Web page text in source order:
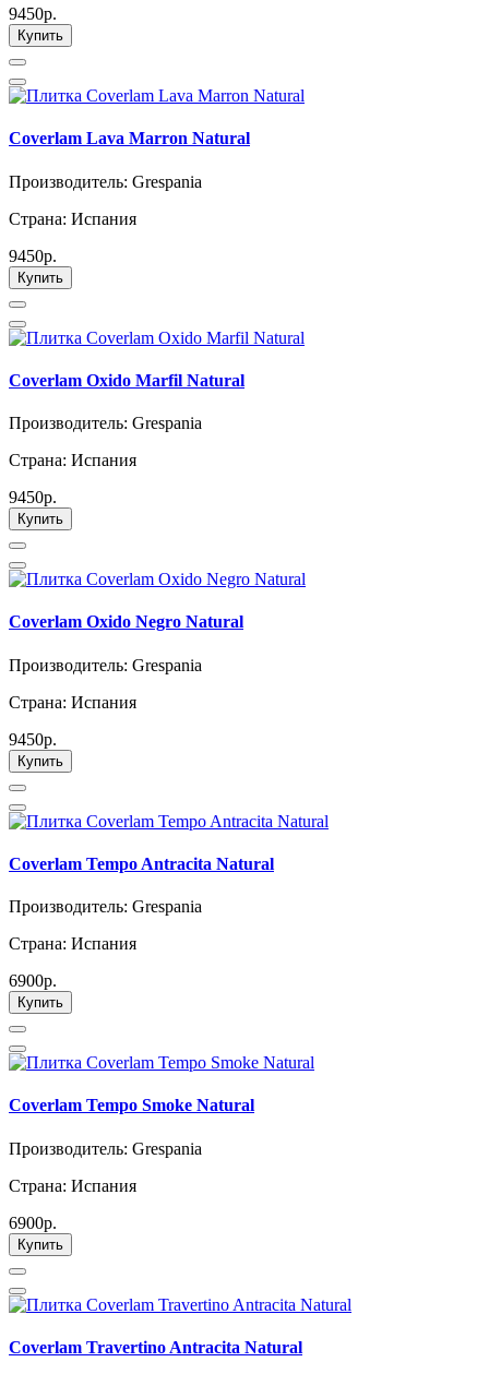
9450р.
Купить
Coverlam Lava Marron Natural
Производитель: Grespania
Страна: Испания
9450р.
Купить
Coverlam Oxido Marfil Natural
Производитель: Grespania
Страна: Испания
9450р.
Купить
Coverlam Oxido Negro Natural
Производитель: Grespania
Страна: Испания
9450р.
Купить
Coverlam Tempo Antracita Natural
Производитель: Grespania
Страна: Испания
6900р.
Купить
Coverlam Tempo Smoke Natural
Производитель: Grespania
Страна: Испания
6900р.
Купить
Coverlam Travertino Antracita Natural